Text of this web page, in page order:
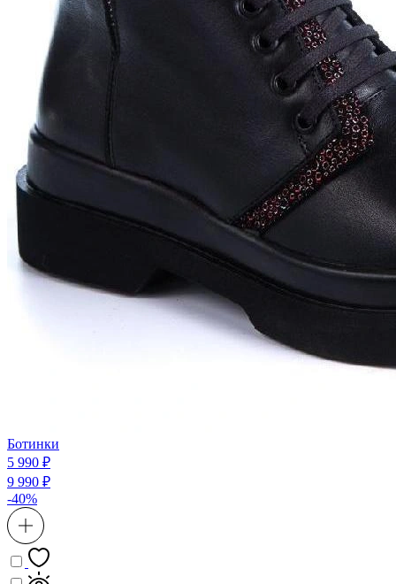
Ботинки
5 990 ₽
9 990 ₽
-40%